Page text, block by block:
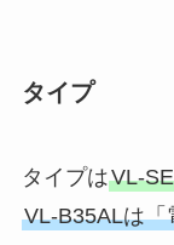
タイプ
タイプはVL-
VL-B35ALは「